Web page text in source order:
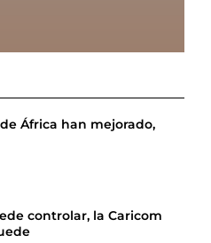
África han mejorado,
controlar, la Caricom